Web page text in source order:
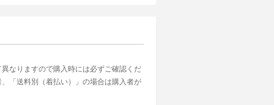
なりますので購入時には必ずご確認くだ
「送料別（着払い）」の場合は購入者が